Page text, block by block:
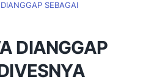
SEBAGAI
DIANGGAP